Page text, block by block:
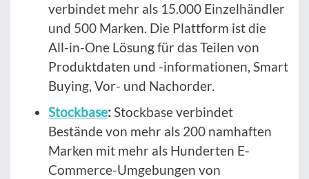
verbindet mehr als 15.000 Einzelhändler
und 500 Marken. Die Plattform ist die
All-in-One Lösung für das Teilen von
Produktdaten und -informationen, Smart
Buying, Vor- und Nachorder.
Stockbase:Stockbase verbindet
Bestände von mehr als 200 namhaften
Marken mit mehr als Hunderten E-
Commerce-Umgebungen von